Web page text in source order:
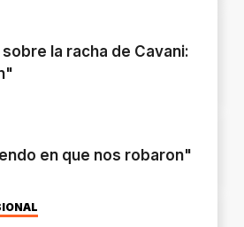
la racha de Cavani:
en que nos robaron"